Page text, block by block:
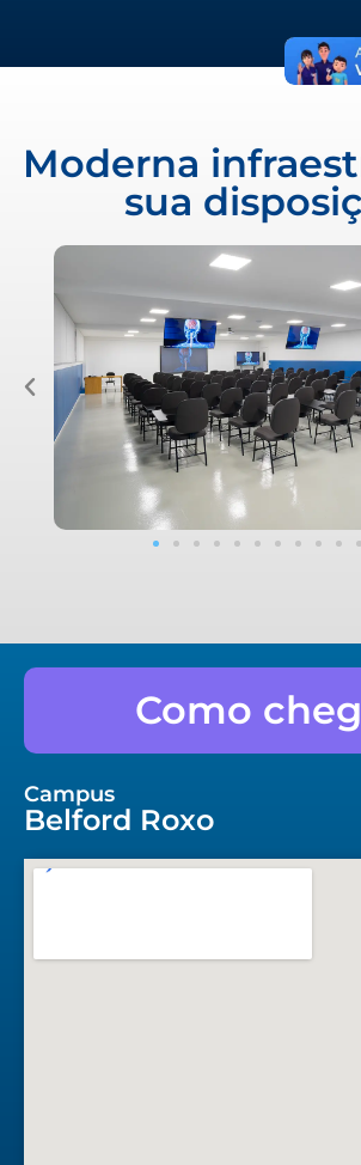
Moderna
sua
Como
Campus
Belford Roxo